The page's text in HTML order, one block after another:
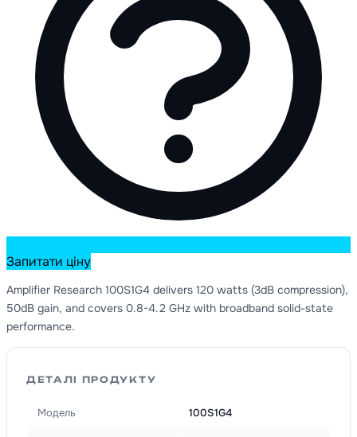
Запитати ціну
Amplifier Research 100S1G4 delivers 120 watts (3dB compression),
50dB gain, and covers 0.8-4.2 GHz with broadband solid-state
performance.
ДЕТАЛІ ПРОДУКТУ
Модель 100S1G4